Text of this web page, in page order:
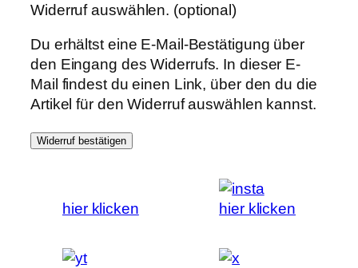
Widerruf auswählen. (optional)
Du erhältst eine E-Mail-Bestätigung über
den Eingang des Widerrufs. In dieser E-
Mail findest du einen Link, über den du die
Artikel für den Widerruf auswählen kannst.
Widerruf bestätigen
hier klicken hier klicken